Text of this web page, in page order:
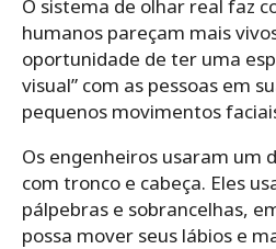
O sistema de olhar real faz
humanos pareçam mais
oportunidade de ter uma
visual” com as pessoas em
pequenos movimentos
Os engenheiros usaram um
com tronco e cabeça. Eles
pálpebras e sobrancelhas,
possa mover seus lábios e